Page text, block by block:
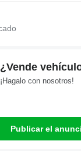
¿Vende
¡Hagalo con nosotros!
Publicar el